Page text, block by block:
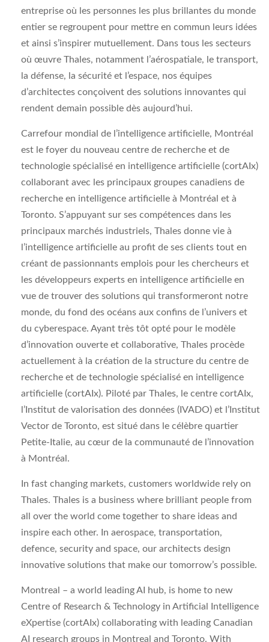
entreprise où les personnes les plus brillantes du monde
entier se regroupent pour mettre en commun leurs idées
et ainsi s’inspirer mutuellement. Dans tous les secteurs
où œuvre Thales, notamment l’aérospatiale, le transport,
la défense, la sécurité et l’espace, nos équipes
d’architectes conçoivent des solutions innovantes qui
rendent demain possible dès aujourd’hui.
Carrefour mondial de l’intelligence artificielle, Montréal
est le foyer du nouveau centre de recherche et de
technologie spécialisé en intelligence artificielle (cortAIx)
collaborant avec les principaux groupes canadiens de
recherche en intelligence artificielle à Montréal et à
Toronto. S’appuyant sur ses compétences dans les
principaux marchés industriels, Thales donne vie à
l’intelligence artificielle au profit de ses clients tout en
créant de passionnants emplois pour les chercheurs et
les développeurs experts en intelligence artificielle en
vue de trouver des solutions qui transformeront notre
monde, du fond des océans aux confins de l’univers et
du cyberespace. Ayant très tôt opté pour le modèle
d’innovation ouverte et collaborative, Thales procède
actuellement à la création de la structure du centre de
recherche et de technologie spécialisé en intelligence
artificielle (cortAIx). Piloté par Thales, le centre cortAIx,
l’Institut de valorisation des données (IVADO) et l’Institut
Vector de Toronto, est situé dans le célèbre quartier
Petite-Italie, au cœur de la communauté de l’innovation
à Montréal.
In fast changing markets, customers worldwide rely on
Thales. Thales is a business where brilliant people from
all over the world come together to share ideas and
inspire each other. In aerospace, transportation,
defence, security and space, our architects design
innovative solutions that make our tomorrow’s possible.
Montreal – a world leading AI hub, is home to new
Centre of Research & Technology in Artificial Intelligence
eXpertise (cortAIx) collaborating with leading Canadian
AI research groups in Montreal and Toronto. With